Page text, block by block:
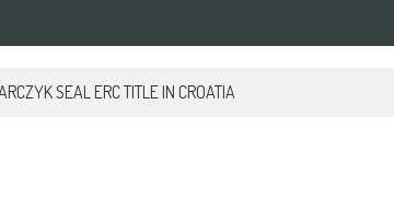
SEAL ERC TITLE IN CROATIA